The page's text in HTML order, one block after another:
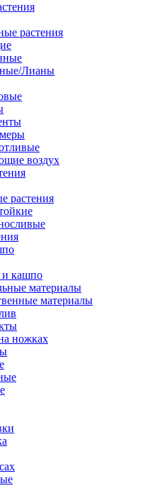
растения
Лианы
воздух
растения
кашпо
материалы
материалы
ножках